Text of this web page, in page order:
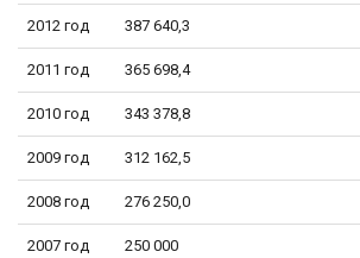
2012 год 387 640,3
2011 год 365 698,4
2010 год 343 378,8
2009 год 312 162,5
2008 год 276 250,0
2007 год
250 000